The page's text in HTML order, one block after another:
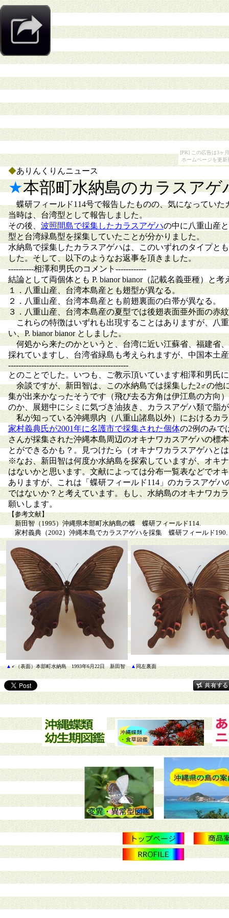
[PR] この広告は3ヶ
ホームページを更
◆ありんくりんニュース
★本部町水納島のカラスアゲ
蝶研フィールド114号で報告したものの、気になっていた
当時は、台湾型として報告しました。
その後、 波照間島で採集したカラスアゲハの中に八重山産
型と台湾緑島型を採集していたことが分かりました。
水納島で採集したカラスアゲハは、このいずれのタイプと
した。そして、以下のようなお返事を頂きました。
----------相澤和男氏のコメント------------
結論として両個体とも P. bianor bianor（記載名義亜種）と考
１．八重山産、台湾本島産とも翅型が異なる。
２．八重山産、台湾本島産とも前翅裏面の白帯が異なる。
３．八重山産、台湾本島産の夏型では後翅表面亜外面の赤
これらの特徴はいずれも出現することはありますが、八
い、P. bianor bianor としました。
何処から来たのかというと、台湾に近い江蘇省、福建省
採れていますし、台湾省緑島も考えられますが、中国本土
-----------------------------------------------
とのことでした。いつも、ご教示頂いています相澤和男氏
余談ですが、新田智は、この水納島では採集した2♂の他
集が出来かなったそうです（飛び去る方角は伊江島の方向
のか、展翅中にシミに気づき油抜き、カラスアゲハ類で脂
私が知っている沖縄県内（八重山諸島以外）におけるカラ
家村義典氏が2001年に名護市で採集された個体の2例のみで
さんが採集された沖縄本島周辺のオキナワカスアゲハの標
とができるかも？。見つけたら（オキナワカラスアゲハと
※なお、新田智は何度か水納島を探索していますが、オキ
はないかと思います。文献によっては分布一覧表などでオ
ありますが、これは「蝶研フィールド114」のカラスアゲ
ではないか？と考えています。もし、水納島のオキナワカ
願いします。
【参考文献】
新田智（1995）沖縄県本部町水納島の蝶 蝶研フィールド114.
家村義典（2002）沖縄本島でカラスアゲハを採集 蝶研フィールド190.
▲♂（表面）本部町水納島 1993年6月22日 新田智 ▲同左裏面